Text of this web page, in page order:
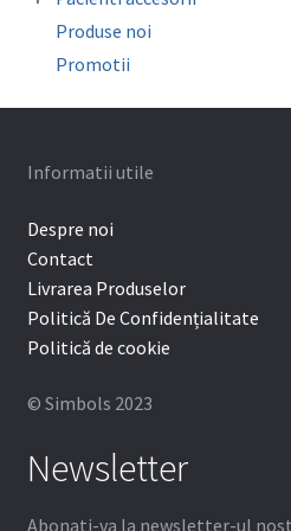
Surub expansiune
Organizatoare
Ceara ortodontica
Cutie depozitare aparat
Protectie bracketi
Produse noi
Promotii
Informatii utile
Despre noi
Contact
Livrarea Produselor
Politică De Confidențialitate
Politică de cookie
© Simbols 2023
Newsletter
Abonati-va la newsletter-ul